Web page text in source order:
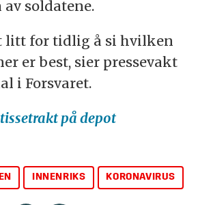
soldatene.
litt for tidlig å si hvilken
er best, sier pressevakt
i Forsvaret.
på depot
INNENRIKS KORONAVIRUS